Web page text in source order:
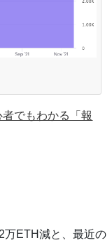
でもわかる「報
万ETH減と、最近の